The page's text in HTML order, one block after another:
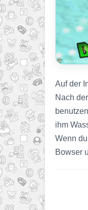
Auf der
Nach
ihm
Wenn
Bowser